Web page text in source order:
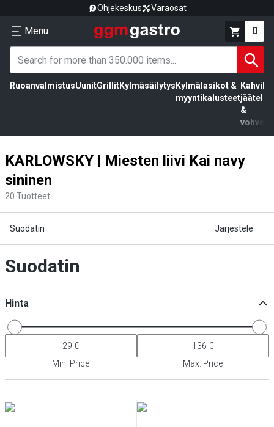
Ohjekeskus Varaosat
Menu 0
RuoanvalmistusUunitGrillitKylmäsäilytys Kylmälasikot &
myyntikalusteet
Kahvila,
jäätelö
&
vohvelit
KARLOWSKY | Miesten liivi Kai navy
sininen
20 Tuotteet
Suodatin Järjestele
Suodatin
Hinta
Min. Price Max. Price